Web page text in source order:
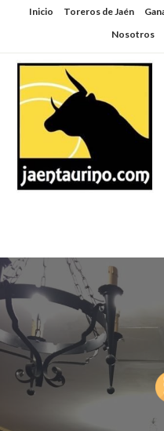
SaltarInicio Toreros de Jaén
Nosotros